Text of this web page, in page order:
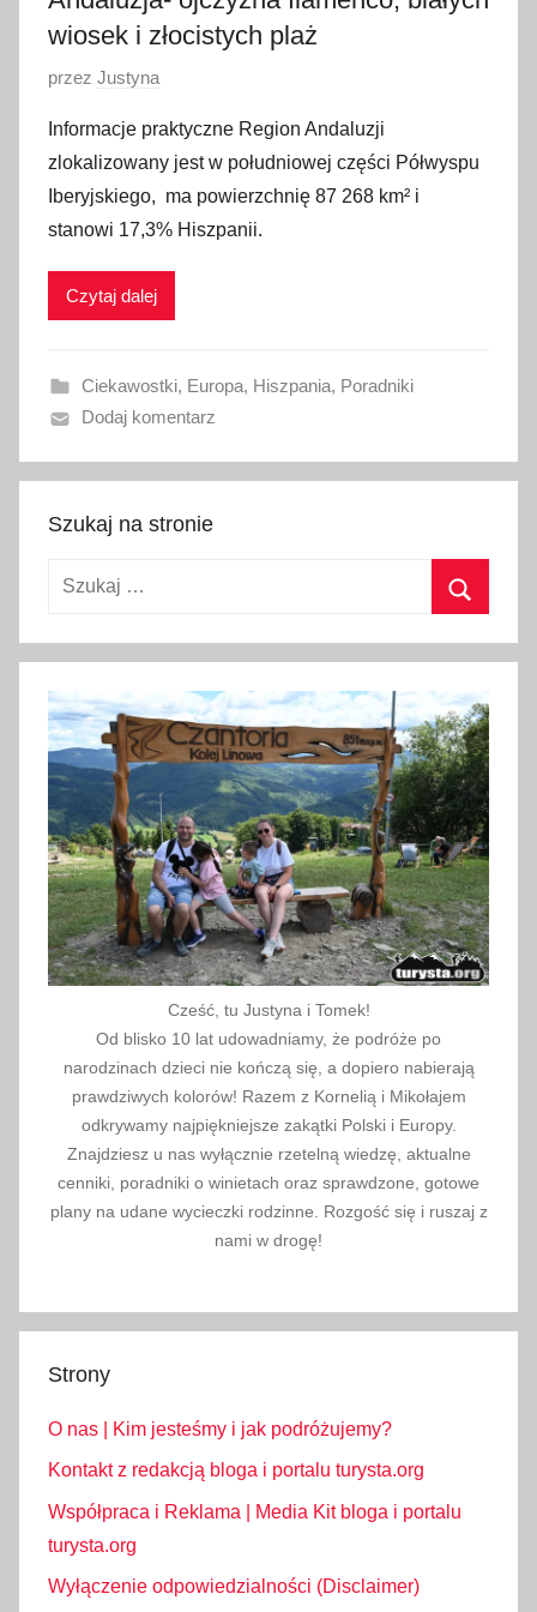
9
wiosek i złocistych plaż
O
u
b
l
i
w
n
o
2
k
t
i
a
2
1
7
przez Justyna
Informacje praktyczne Region Andaluzji
zlokalizowany jest w południowej części Półwyspu
Iberyjskiego, ma powierzchnię 87 268 km² i
stanowi 17,3% Hiszpanii.
Czytaj dalej
Ciekawostki, Europa, Hiszpania, Poradniki
Dodaj komentarz
Szukaj na stronie
Szukaj:
Cześć, tu Justyna i Tomek!
Od blisko 10 lat udowadniamy, że podróże po
narodzinach dzieci nie kończą się, a dopiero nabierają
prawdziwych kolorów! Razem z Kornelią i Mikołajem
odkrywamy najpiękniejsze zakątki Polski i Europy.
Znajdziesz u nas wyłącznie rzetelną wiedzę, aktualne
cenniki, poradniki o winietach oraz sprawdzone, gotowe
plany na udane wycieczki rodzinne. Rozgość się i ruszaj z
nami w drogę!
Strony
O nas | Kim jesteśmy i jak podróżujemy?
Kontakt z redakcją bloga i portalu turysta.org
Współpraca i Reklama | Media Kit bloga i portalu
turysta.org
Wyłączenie odpowiedzialności (Disclaimer)